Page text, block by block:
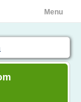
Menu